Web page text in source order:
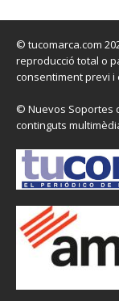
© tucomarca.com
reproducció total o
consentiment previ
© Nuevos Soportes
continguts